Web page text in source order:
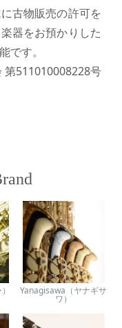
古物販売の許可を
器をお預かりした
です。
第511010008228号
Yanagisawa（ヤナギサ
ワ）